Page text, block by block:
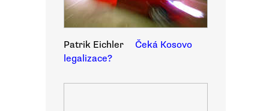
Patrik Eichler
Čeká Kosovo
legalizace?